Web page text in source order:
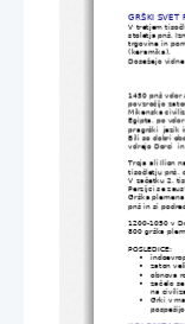
GRŠKI SVET
V tretjem
stoletja pnš.
trgovine in
(keramika).
Dosežejo
1450 pnš vdor
povzročijo
Mikenska
Egipta, po
pragrški  jezik
Bili so dobri
vdrejo Dorci
Troja ali Ilion
tisočletju pnš,
V začetku 2.
Perzijci se
Grška
pnš in si
1200-1050 v
800 grška
POSLEDICE:


zaton

obnova

začelo
na

Grki v